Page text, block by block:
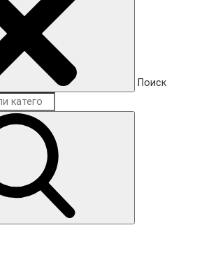
Поиск